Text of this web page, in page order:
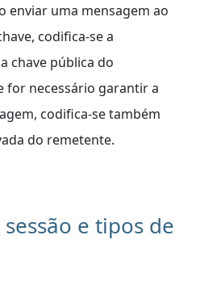
enviar uma mensagem ao
codifica-se a
chave pública do
for necessário garantir a
codifica-se também
do remetente.
sessão e tipos de